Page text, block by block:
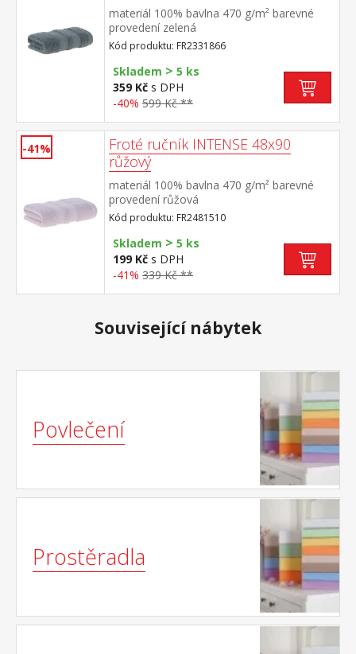
materiál 100% bavlna 470 g/m² barevné
provedení zelená
Kód produktu: FR2331866
Skladem > 5 ks
359 Kč s DPH
-40% 599 Kč **
-41%
Froté ručník INTENSE 48x90
růžový
materiál 100% bavlna 470 g/m² barevné
provedení růžová
Kód produktu: FR2481510
Skladem > 5 ks
199 Kč s DPH
-41% 339 Kč **
Související nábytek
Povlečení
Prostěradla